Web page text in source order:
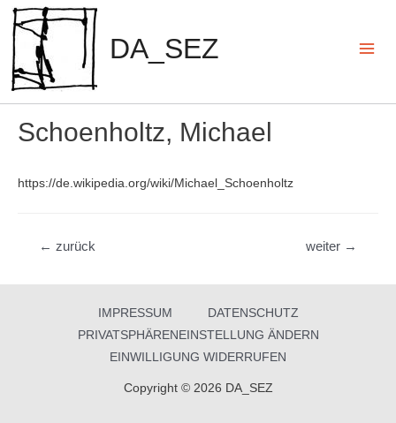
Zum
Inhalt
springen
DA_SEZ
Schoenholtz, Michael
https://de.wikipedia.org/wiki/Michael_Schoenholtz
Beitragsnavigation
← zurück weiter →
IMPRESSUM
DATENSCHUTZ
PRIVATSPHÄRENEINSTELLUNG ÄNDERN
EINWILLIGUNG WIDERRUFEN
Copyright © 2026 DA_SEZ